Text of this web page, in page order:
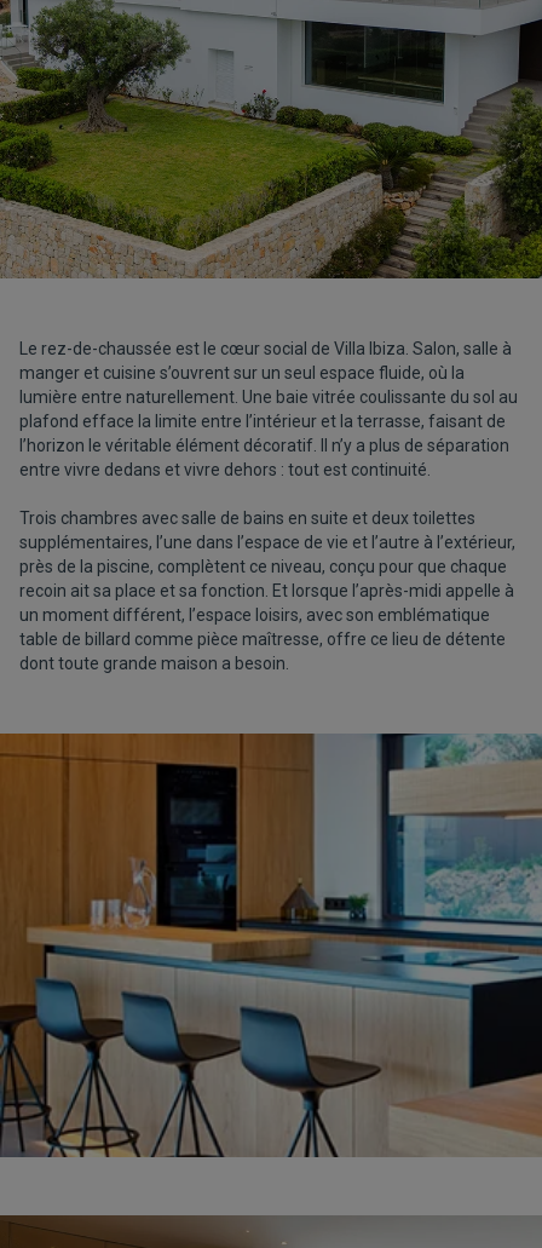
Le rez-de-chaussée est le cœur social de Villa Ibiza. Salon, salle à
manger et cuisine s’ouvrent sur un seul espace fluide, où la
lumière entre naturellement. Une baie vitrée coulissante du sol au
plafond efface la limite entre l’intérieur et la terrasse, faisant de
l’horizon le véritable élément décoratif. Il n’y a plus de séparation
entre vivre dedans et vivre dehors : tout est continuité.
Trois chambres avec salle de bains en suite et deux toilettes
supplémentaires, l’une dans l’espace de vie et l’autre à l’extérieur,
près de la piscine, complètent ce niveau, conçu pour que chaque
recoin ait sa place et sa fonction. Et lorsque l’après-midi appelle à
un moment différent, l’espace loisirs, avec son emblématique
table de billard comme pièce maîtresse, offre ce lieu de détente
dont toute grande maison a besoin.